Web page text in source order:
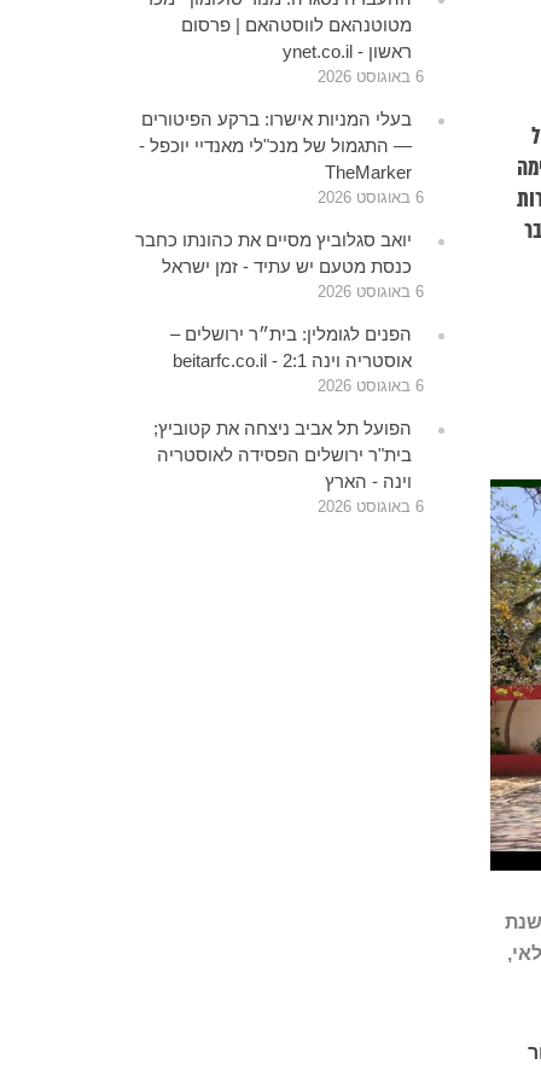
מטוטנהאם לווסטהאם | פרסום
ראשון - ynet.co.il
6 באוגוסט 2026
בעלי המניות אישרו: ברקע הפיטורים
— התגמול של מנכ"לי מאנדיי יוכפל -
TheMarker
6 באוגוסט 2026
יואב סגלוביץ מסיים את כהונתו כחבר
כנסת מטעם יש עתיד - זמן ישראל
6 באוגוסט 2026
הפנים לגומלין: בית״ר ירושלים –
אוסטריה וינה 2:1 - beitarfc.co.il
6 באוגוסט 2026
הפועל תל אביב ניצחה את קטוביץ;
בית"ר ירושלים הפסידה לאוסטריה
וינה - הארץ
6 באוגוסט 2026